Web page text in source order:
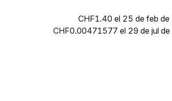
CHF1.40 el 25 de feb
CHF0.00471577 el 29 de jul